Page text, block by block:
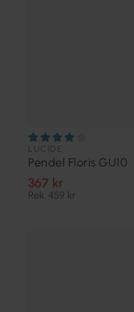
Pendel Floris GU10
367 kr
Rek. 459 kr